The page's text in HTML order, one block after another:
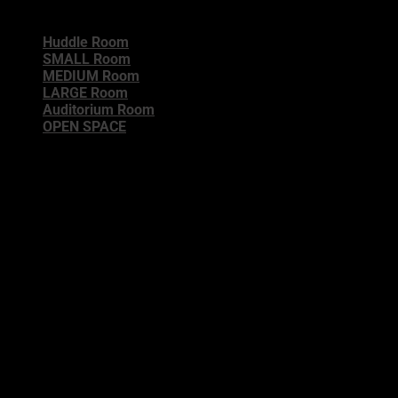
Huddle Room
SMALL Room
MEDIUM Room
LARGE Room
Auditorium Room
OPEN SPACE